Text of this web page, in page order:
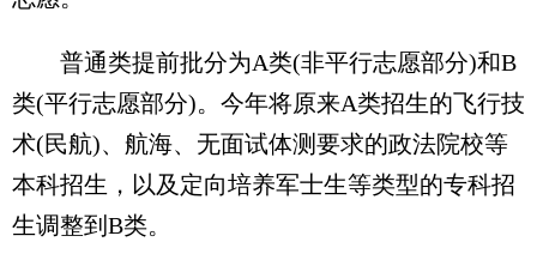
普通类提前批分为A类(非平行志愿部分)和B
类(平行志愿部分)。今年将原来A类招生的飞行技
术(民航)、航海、无面试体测要求的政法院校等
本科招生，以及定向培养军士生等类型的专科招
生调整到B类。